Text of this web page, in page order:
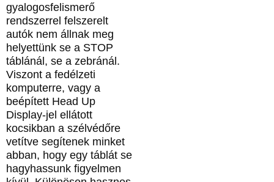
gyalogosfelismerő
rendszerrel felszerelt
autók nem állnak meg
helyettünk se a STOP
táblánál, se a zebránál.
Viszont a fedélzeti
komputerre, vagy a
beépített Head Up
Display-jel ellátott
kocsikban a szélvédőre
vetítve segítenek minket
abban, hogy egy táblát se
hagyhassunk figyelmen